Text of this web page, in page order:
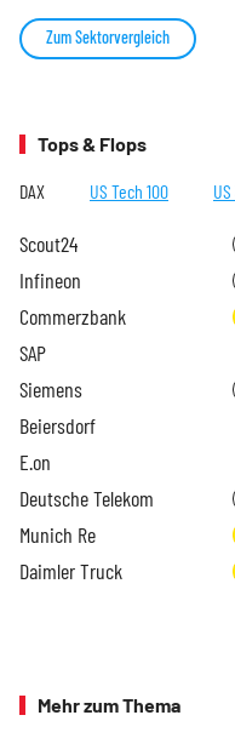
Zum Sektorvergleich
Tops & Flops
DAX US Tech 100
Scout24
Infineon
Commerzbank
SAP
Siemens
Beiersdorf
E.on
Deutsche Telekom
Munich Re
Daimler Truck
Mehr zum Thema